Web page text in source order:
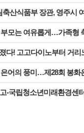
장관, 영주시 여름사과 생육현황 및 산지유통 현
게…가족형 축제로 확 달라진 제28회 봉화은어
! 고고다이노부터 거리노래방까
풍미…제28회 봉화은어축제, ‘오감만
청소년미래환경센터, 학교 밖 교육